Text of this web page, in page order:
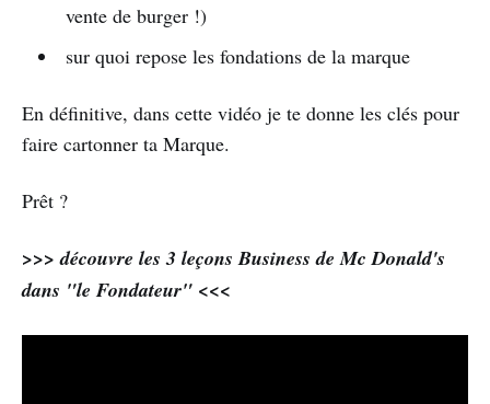
vente de burger !)
sur quoi repose les fondations de la marque
En définitive, dans cette vidéo je te donne les clés pour
faire cartonner ta Marque.
Prêt ?
>>> découvre les 3 leçons Business de Mc Donald's
dans "le Fondateur" <<<